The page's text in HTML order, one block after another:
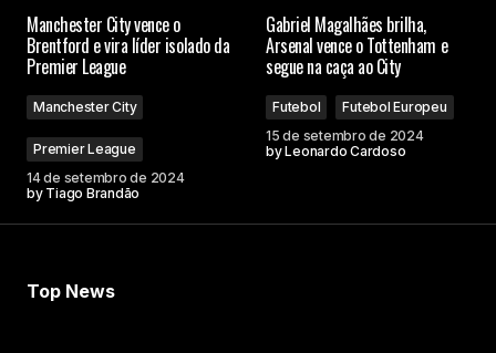
Campos obrigatórios são marcados com*
Your Name
Your E-mail
Manchester City vence o
Brentford e vira líder isolado da
Premier League
Manchester City
Premier League
14 de setembro de 2024
by Tiago Brandão
Gabriel Magalhães brilha,
Arsenal vence o Tottenham e
segue na caça ao City
Futebol
Futebol Europeu
15 de setembro de 2024
byLeonardo Cardoso
Top News